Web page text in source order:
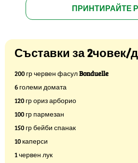
ПРИНТИРАЙТЕ
Съставки за 2човек/
200 гр червен фасулBonduelle
6 големи домата
120 гр ориз арборио
100 гр пармезан
150 гр бейби спанак
10 каперси
1 червен лук